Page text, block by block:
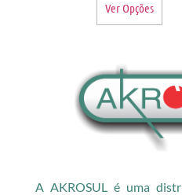
Ver Opções
A AKROSUL é uma